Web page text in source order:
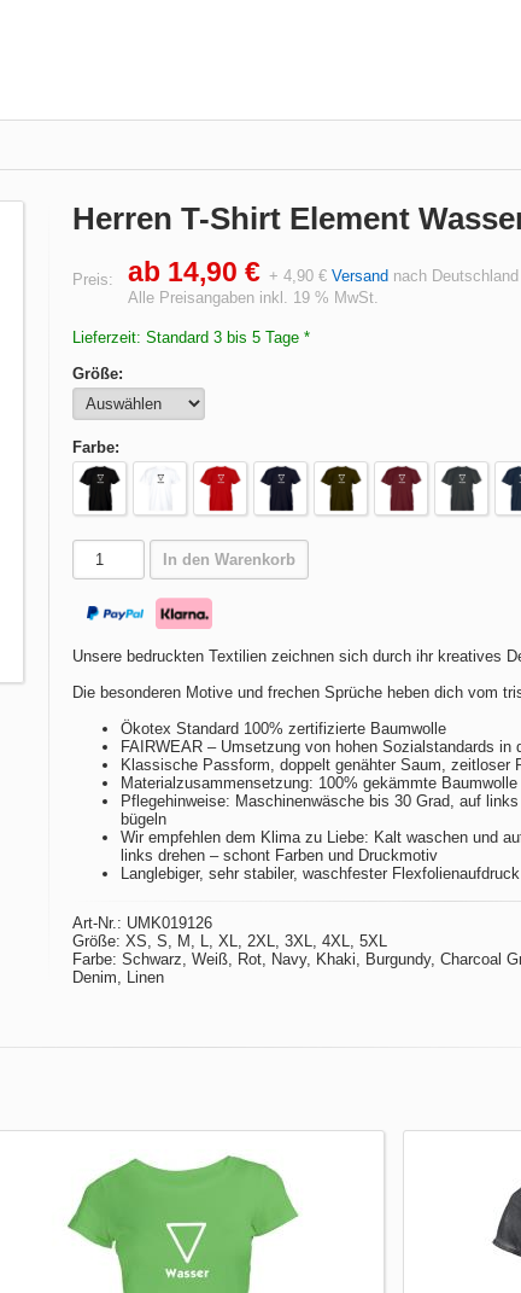
Herren T-Shirt Element
Preis: ab 14,90 € + 4,90 € Versand nach Deutschland
Alle Preisangaben inkl. 19 % MwSt.
Lieferzeit: Standard 3 bis 5 Tage *
Größe:
Farbe:
In den Warenkorb
Unsere bedruckten Textilien zeichnen sich durch ihr kreatives
Die besonderen Motive und frechen Sprüche heben dich vom
Ökotex Standard 100% zertifizierte Baumwolle
FAIRWEAR – Umsetzung von hohen Sozialstandards in
Klassische Passform, doppelt genähter Saum, zeitloser
Materialzusammensetzung: 100% gekämmte
Pflegehinweise: Maschinenwäsche bis 30 Grad, auf
bügeln
Wir empfehlen dem Klima zu Liebe: Kalt waschen und
links drehen – schont Farben und Druckmotiv
Langlebiger, sehr stabiler, waschfester Flexfolienaufdruck
Art-Nr.: UMK019126
Größe: XS, S, M, L, XL, 2XL, 3XL, 4XL, 5XL
Farbe: Schwarz, Weiß, Rot, Navy, Khaki, Burgundy, Charcoal
Denim, Linen